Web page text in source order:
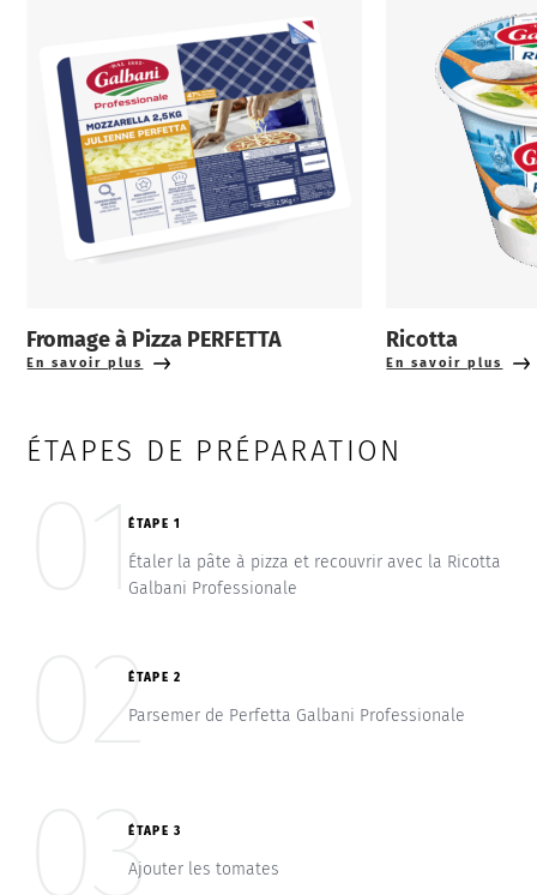
Fromage à Pizza PERFETTA
En savoir plus
Ricotta
En savoir plus
ÉTAPES DE PRÉPARATION
01ÉTAPE 1
Étaler la pâte à pizza et recouvrir avec la Ricotta
Galbani Professionale
02ÉTAPE 2
Parsemer de Perfetta Galbani Professionale
03ÉTAPE 3
Ajouter les tomates